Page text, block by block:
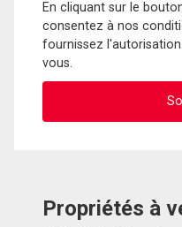
En cliquant sur le
consentez à nos
fournissez
vous.
Propriétés à